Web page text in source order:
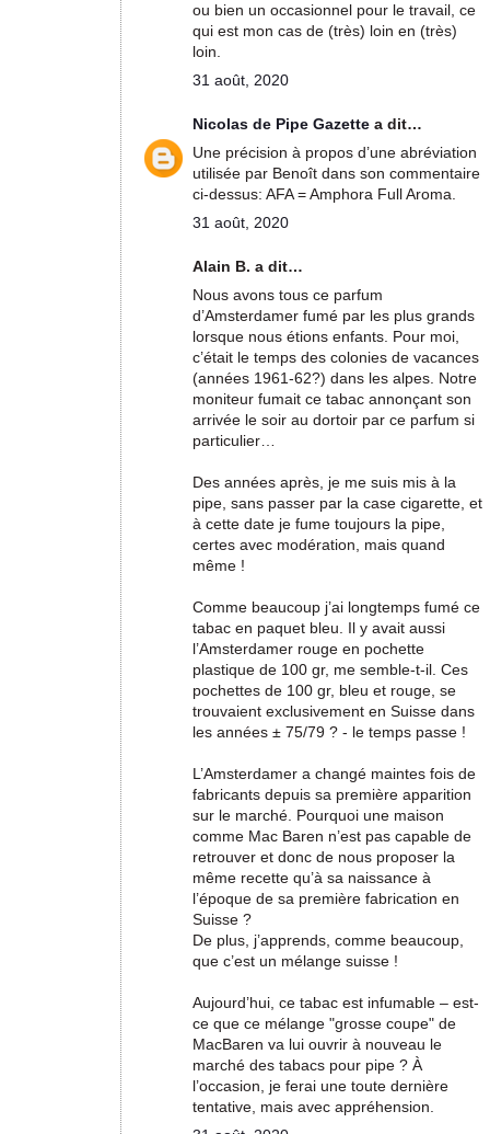
ou bien un occasionnel pour le travail, ce
qui est mon cas de (très) loin en (très)
loin.
31 août, 2020
Nicolas de Pipe Gazette a dit…
Une précision à propos d’une abréviation
utilisée par Benoît dans son commentaire
ci-dessus: AFA = Amphora Full Aroma.
31 août, 2020
Alain B. a dit…
Nous avons tous ce parfum
d’Amsterdamer fumé par les plus grands
lorsque nous étions enfants. Pour moi,
c’était le temps des colonies de vacances
(années 1961-62?) dans les alpes. Notre
moniteur fumait ce tabac annonçant son
arrivée le soir au dortoir par ce parfum si
particulier…
Des années après, je me suis mis à la
pipe, sans passer par la case cigarette, et
à cette date je fume toujours la pipe,
certes avec modération, mais quand
même !
Comme beaucoup j’ai longtemps fumé ce
tabac en paquet bleu. Il y avait aussi
l’Amsterdamer rouge en pochette
plastique de 100 gr, me semble-t-il. Ces
pochettes de 100 gr, bleu et rouge, se
trouvaient exclusivement en Suisse dans
les années ± 75/79 ? - le temps passe !
L’Amsterdamer a changé maintes fois de
fabricants depuis sa première apparition
sur le marché. Pourquoi une maison
comme Mac Baren n’est pas capable de
retrouver et donc de nous proposer la
même recette qu’à sa naissance à
l’époque de sa première fabrication en
Suisse ?
De plus, j’apprends, comme beaucoup,
que c’est un mélange suisse !
Aujourd’hui, ce tabac est infumable – est-
ce que ce mélange "grosse coupe" de
MacBaren va lui ouvrir à nouveau le
marché des tabacs pour pipe ? À
l’occasion, je ferai une toute dernière
tentative, mais avec appréhension.